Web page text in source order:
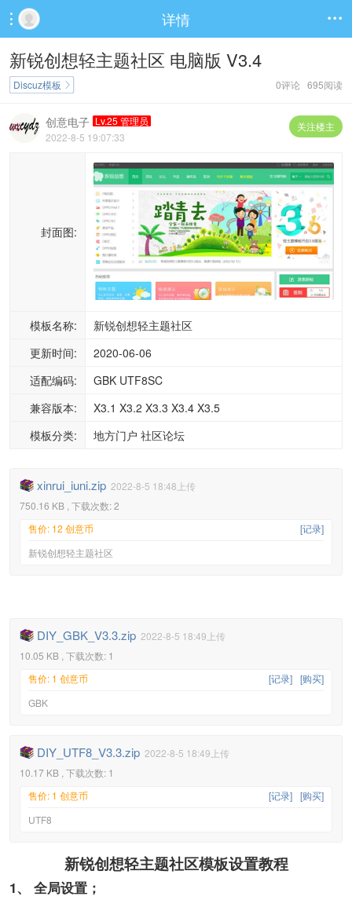
 详情 
新锐创想轻主题社区 电脑版 V3.4
0评论 695阅读
Discuz模板 
关注楼主
创意电子 Lv.25 管理员
2022-8-5 19:07:33
封面图:
模板名称:
新锐创想轻主题社区
更新时间:
2020-06-06
适配编码:
GBK UTF8SC
兼容版本:
X3.1 X3.2 X3.3 X3.4 X3.5
模板分类:
地方门户 社区论坛
xinrui_iuni.zip 2022-8-5 18:48上传
750.16 KB , 下载次数: 2
[记录]
售价: 12 创意币
新锐创想轻主题社区
DIY_GBK_V3.3.zip 2022-8-5 18:49上传
10.05 KB , 下载次数: 1
[购买]
[记录]
售价: 1 创意币
GBK
DIY_UTF8_V3.3.zip 2022-8-5 18:49上传
10.17 KB , 下载次数: 1
[购买]
[记录]
售价: 1 创意币
UTF8
新锐创想轻主题社区模板设置教程
1、 全局设置；